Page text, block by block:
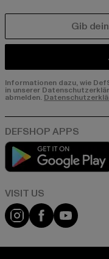
Informationen dazu, wie
in unserer
abmelden.
Visit ourVisit our
Visit